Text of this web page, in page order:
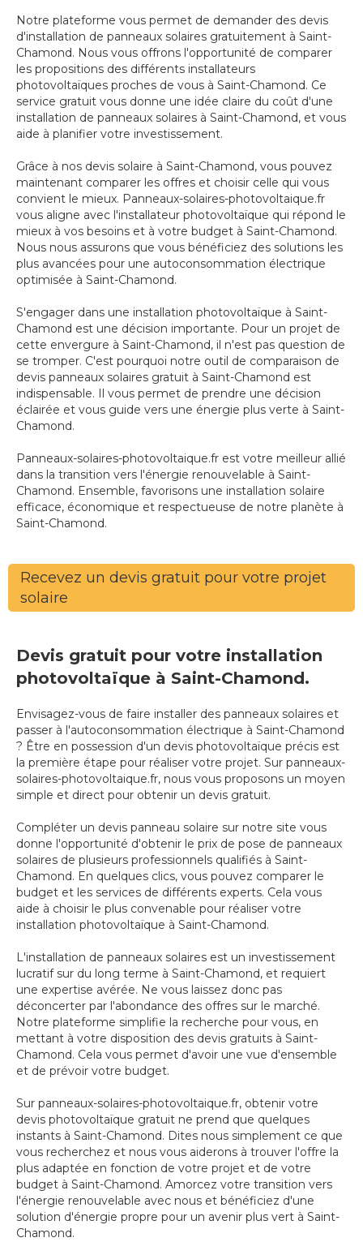
Notre plateforme vous permet de demander des devis
d'installation de panneaux solaires gratuitement à Saint-
Chamond. Nous vous offrons l'opportunité de comparer
les propositions des différents installateurs
photovoltaïques proches de vous à Saint-Chamond. Ce
service gratuit vous donne une idée claire du coût d'une
installation de panneaux solaires à Saint-Chamond, et vous
aide à planifier votre investissement.
Grâce à nos devis solaire à Saint-Chamond, vous pouvez
maintenant comparer les offres et choisir celle qui vous
convient le mieux. Panneaux-solaires-photovoltaique.fr
vous aligne avec l'installateur photovoltaïque qui répond le
mieux à vos besoins et à votre budget à Saint-Chamond.
Nous nous assurons que vous bénéficiez des solutions les
plus avancées pour une autoconsommation électrique
optimisée à Saint-Chamond.
S'engager dans une installation photovoltaïque à Saint-
Chamond est une décision importante. Pour un projet de
cette envergure à Saint-Chamond, il n'est pas question de
se tromper. C'est pourquoi notre outil de comparaison de
devis panneaux solaires gratuit à Saint-Chamond est
indispensable. Il vous permet de prendre une décision
éclairée et vous guide vers une énergie plus verte à Saint-
Chamond.
Panneaux-solaires-photovoltaique.fr est votre meilleur allié
dans la transition vers l'énergie renouvelable à Saint-
Chamond. Ensemble, favorisons une installation solaire
efficace, économique et respectueuse de notre planète à
Saint-Chamond.
Recevez un devis gratuit pour votre projet
solaire
Devis gratuit pour votre installation
photovoltaïque à Saint-Chamond.
Envisagez-vous de faire installer des panneaux solaires et
passer à l'autoconsommation électrique à Saint-Chamond
? Être en possession d'un devis photovoltaïque précis est
la première étape pour réaliser votre projet. Sur panneaux-
solaires-photovoltaique.fr, nous vous proposons un moyen
simple et direct pour obtenir un devis gratuit.
Compléter un devis panneau solaire sur notre site vous
donne l'opportunité d'obtenir le prix de pose de panneaux
solaires de plusieurs professionnels qualifiés à Saint-
Chamond. En quelques clics, vous pouvez comparer le
budget et les services de différents experts. Cela vous
aide à choisir le plus convenable pour réaliser votre
installation photovoltaïque à Saint-Chamond.
L'installation de panneaux solaires est un investissement
lucratif sur du long terme à Saint-Chamond, et requiert
une expertise avérée. Ne vous laissez donc pas
déconcerter par l'abondance des offres sur le marché.
Notre plateforme simplifie la recherche pour vous, en
mettant à votre disposition des devis gratuits à Saint-
Chamond. Cela vous permet d'avoir une vue d'ensemble
et de prévoir votre budget.
Sur panneaux-solaires-photovoltaique.fr, obtenir votre
devis photovoltaïque gratuit ne prend que quelques
instants à Saint-Chamond. Dites nous simplement ce que
vous recherchez et nous vous aiderons à trouver l'offre la
plus adaptée en fonction de votre projet et de votre
budget à Saint-Chamond. Amorcez votre transition vers
l'énergie renouvelable avec nous et bénéficiez d'une
solution d'énergie propre pour un avenir plus vert à Saint-
Chamond.